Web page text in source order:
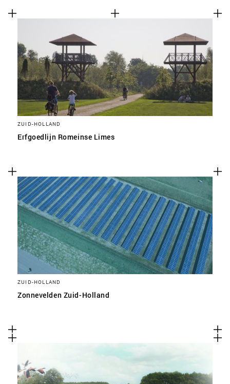
ZUID-HOLLAND
Erfgoedlijn Romeinse Limes
ZUID-HOLLAND
Zonnevelden Zuid-Holland